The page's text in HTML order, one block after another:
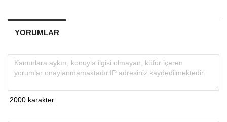
YORUMLAR